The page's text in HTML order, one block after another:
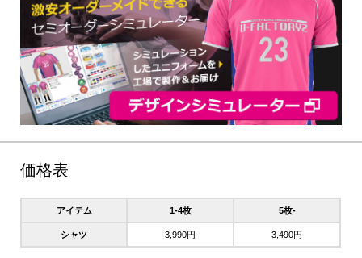
価格表
アイテム 1-4枚 5枚-
シャツ 3,990円 3,490円